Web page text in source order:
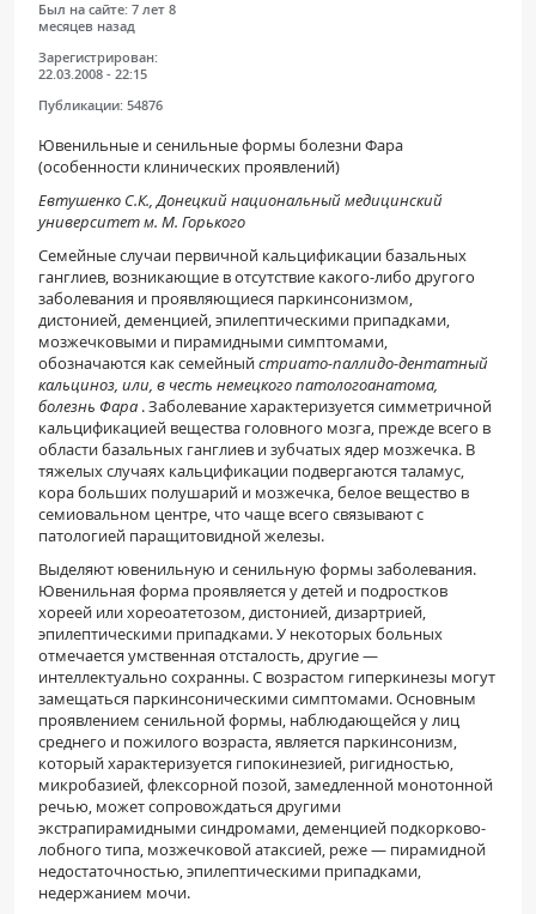
Был на сайте: 7 лет 8
месяцев назад
Зарегистрирован:
22.03.2008 - 22:15
Публикации: 54876
Ювенильные и сенильные формы болезни Фара
(особенности клинических проявлений)
Евтушенко С.К., Донецкий национальный медицинский
университет м. М. Горького
Семейные случаи первичной кальцификации базальных
ганглиев, возникающие в отсутствие какого-либо другого
заболевания и проявляющиеся паркинсонизмом,
дистонией, деменцией, эпилептическими припадками,
мозжечковыми и пирамидными симптомами,
обозначаются как семейныйстриато-паллидо-дентатный
кальциноз, или, в честь немецкого патологоанатома,
болезнь Фара . Заболевание характеризуется симметричной
кальцификацией вещества головного мозга, прежде всего в
области базальных ганглиев и зубчатых ядер мозжечка. В
тяжелых случаях кальцификации подвергаются таламус,
кора больших полушарий и мозжечка, белое вещество в
семиовальном центре, что чаще всего связывают с
патологией паращитовидной железы.
Выделяют ювенильную и сенильную формы заболевания.
Ювенильная форма проявляется у детей и подростков
хореей или хореоатетозом, дистонией, дизартрией,
эпилептическими припадками. У некоторых больных
отмечается умственная отсталость, другие —
интеллектуально сохранны. С возрастом гиперкинезы могут
замещаться паркинсоническими симптомами. Основным
проявлением сенильной формы, наблюдающейся у лиц
среднего и пожилого возраста, является паркинсонизм,
который характеризуется гипокинезией, ригидностью,
микробазией, флексорной позой, замедленной монотонной
речью, может сопровождаться другими
экстрапирамидными синдромами, деменцией подкорково-
лобного типа, мозжечковой атаксией, реже — пирамидной
недостаточностью, эпилептическими припадками,
недержанием мочи.